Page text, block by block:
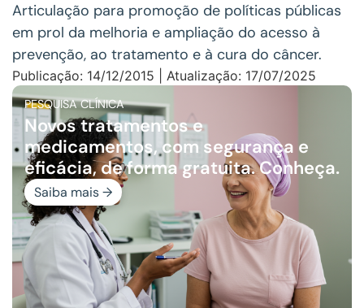
Articulação para promoção de políticas públicas
em prol da melhoria e ampliação do acesso à
prevenção, ao tratamento e à cura do câncer.
Publicação: 14/12/2015 | Atualização: 17/07/2025
PESQUISA CLÍNICA
Novos tratamentos e
medicamentos, com segurança e
eficácia, de forma gratuita. Conheça.
Saiba mais →